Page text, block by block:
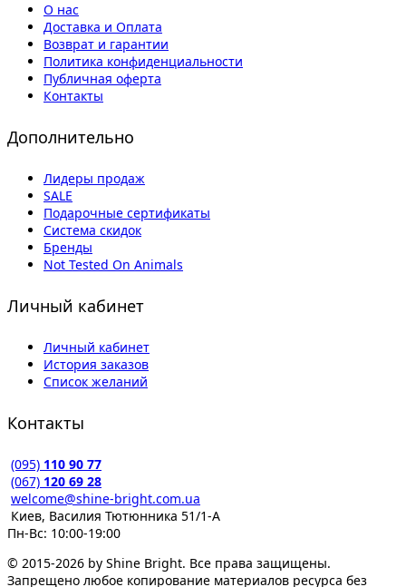
О нас
Доставка и Оплата
Возврат и гарантии
Политика конфиденциальности
Публичная оферта
Контакты
Дополнительно
Лидеры продаж
SALE
Подарочные сертификаты
Система скидок
Бренды
Not Tested On Animals
Личный кабинет
Личный кабинет
История заказов
Список желаний
Контакты
(095) 110 90 77
(067) 120 69 28
welcome@shine-bright.com.ua
Киев, Василия Тютюнника 51/1-А
Пн-Вс: 10:00-19:00
© 2015-2026 by Shine Bright. Все права защищены.
Запрещено любое копирование материалов ресурса без